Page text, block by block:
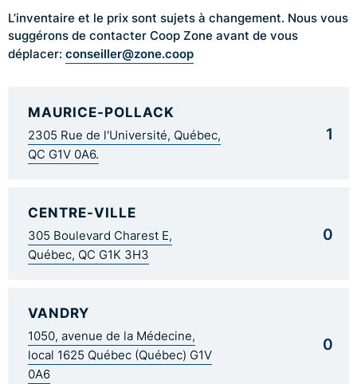
L’inventaire et le prix sont sujets à changement. Nous vous
suggérons de contacter Coop Zone avant de vous
déplacer: conseiller@zone.coop
MAURICE-POLLACK
2305 Rue de l'Université, Québec,
QC G1V 0A6.
1
CENTRE-VILLE
305 Boulevard Charest E,
Québec, QC G1K 3H3
0
VANDRY
1050, avenue de la Médecine,
local 1625 Québec (Québec) G1V
0A6
0